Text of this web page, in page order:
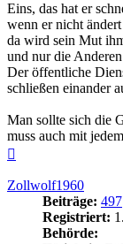
Eins, das hat er
wenn er nicht
da wird sein Mut
und nur die
Der öffentliche
schließen einander
Man sollte sich die
muss auch mit
Zollwolf1960
Beiträge: 497
Registriert:
Behörde: